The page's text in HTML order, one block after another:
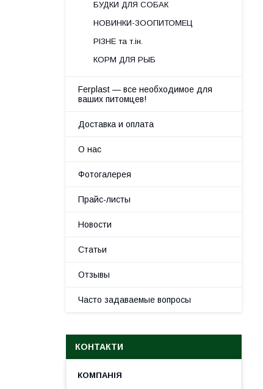
БУДКИ ДЛЯ СОБАК
НОВИНКИ-ЗООПИТОМЕЦ
РІЗНЕ та т.ін.
КОРМ ДЛЯ РЫБ
Ferplast — все необходимое для
ваших питомцев!
Доставка и оплата
О нас
Фотогалерея
Прайс-листы
Новости
Статьи
Отзывы
Часто задаваемые вопросы
КОНТАКТИ